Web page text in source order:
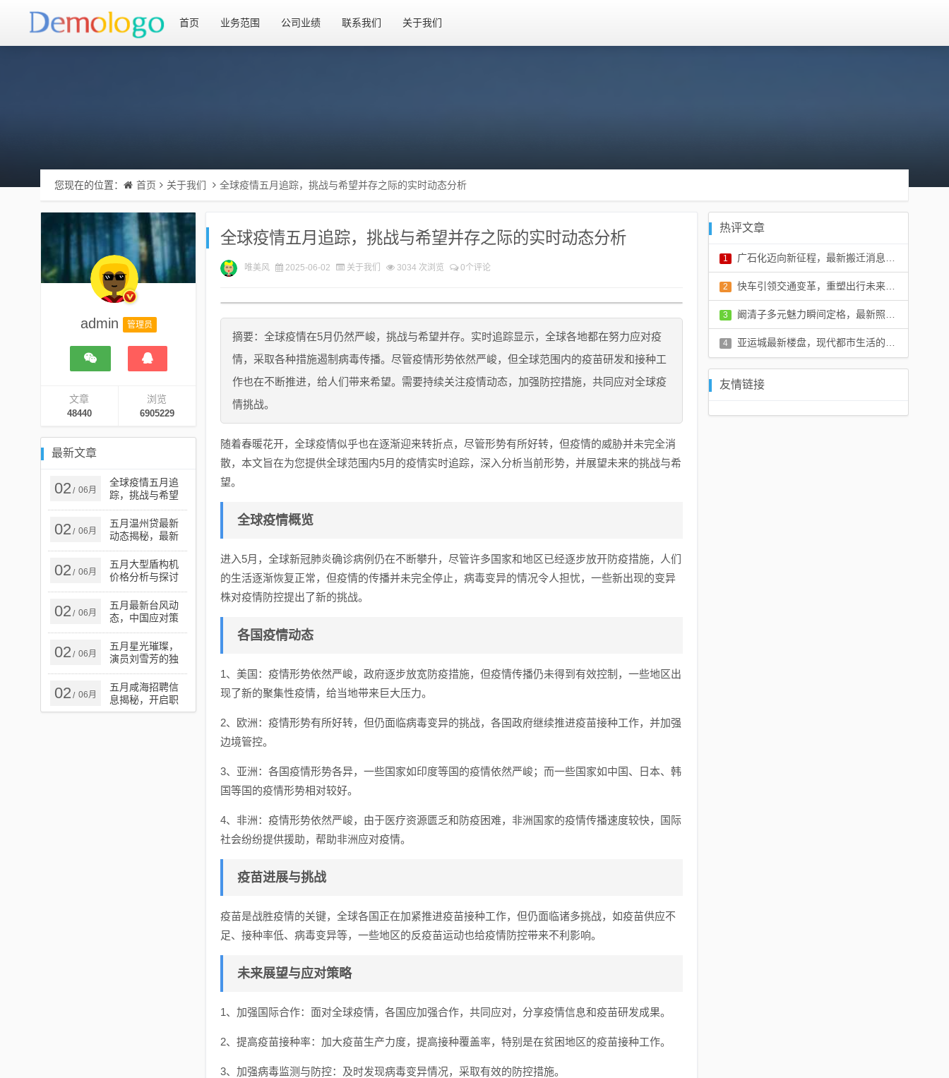
首页 业务范围 公司业绩 联系我们 关于我们
您现在的位置： 首页 关于我们 全球疫情五月追踪，挑战与希望并存之际的实时动态分析
admin 管理员
文章
48440
浏览
6905229
最新文章
02 / 06月
全球疫情五月追
踪，挑战与希望
并存之际的实时
动态分析
02 / 06月
五月温州贷最新
动态揭秘，最新
消息一览无余
02 / 06月
五月大型盾构机
价格分析与探讨
02 / 06月
五月最新台风动
态，中国应对策
略与行动更新报
告
02 / 06月
五月星光璀璨，
演员刘雪芳的独
特魅力风采
02 / 06月
五月咸海招聘信
息揭秘，开启职
业新征程
全球疫情五月追踪，挑战与希望并存之际的实时动态分析
唯美风 2025-06-02 关于我们 3034 次浏览 0个评论
摘要：全球疫情在5月仍然严峻，挑战与希望并存。实时追踪显示，全球各地都在努力应对疫
情，采取各种措施遏制病毒传播。尽管疫情形势依然严峻，但全球范围内的疫苗研发和接种工
作也在不断推进，给人们带来希望。需要持续关注疫情动态，加强防控措施，共同应对全球疫
情挑战。
随着春暖花开，全球疫情似乎也在逐渐迎来转折点，尽管形势有所好转，但疫情的威胁并未完全消
散，本文旨在为您提供全球范围内5月的疫情实时追踪，深入分析当前形势，并展望未来的挑战与希
望。
全球疫情概览
进入5月，全球新冠肺炎确诊病例仍在不断攀升，尽管许多国家和地区已经逐步放开防疫措施，人们
的生活逐渐恢复正常，但疫情的传播并未完全停止，病毒变异的情况令人担忧，一些新出现的变异
株对疫情防控提出了新的挑战。
各国疫情动态
1、美国：疫情形势依然严峻，政府逐步放宽防疫措施，但疫情传播仍未得到有效控制，一些地区出
现了新的聚集性疫情，给当地带来巨大压力。
2、欧洲：疫情形势有所好转，但仍面临病毒变异的挑战，各国政府继续推进疫苗接种工作，并加强
边境管控。
3、亚洲：各国疫情形势各异，一些国家如印度等国的疫情依然严峻；而一些国家如中国、日本、韩
国等国的疫情形势相对较好。
4、非洲：疫情形势依然严峻，由于医疗资源匮乏和防疫困难，非洲国家的疫情传播速度较快，国际
社会纷纷提供援助，帮助非洲应对疫情。
疫苗进展与挑战
疫苗是战胜疫情的关键，全球各国正在加紧推进疫苗接种工作，但仍面临诸多挑战，如疫苗供应不
足、接种率低、病毒变异等，一些地区的反疫苗运动也给疫情防控带来不利影响。
未来展望与应对策略
1、加强国际合作：面对全球疫情，各国应加强合作，共同应对，分享疫情信息和疫苗研发成果。
2、提高疫苗接种率：加大疫苗生产力度，提高接种覆盖率，特别是在贫困地区的疫苗接种工作。
3、加强病毒监测与防控：及时发现病毒变异情况，采取有效的防控措施。
热评文章
1 广石化迈向新征程，最新搬迁消息开启新篇章
评论：0 条
2 快车引领交通变革，重塑出行未来，最新消息揭秘
评论：0 条
3 阚清子多元魅力瞬间定格，最新照片展现不同风采
评论：0 条
4 亚运城最新楼盘，现代都市生活的理想居住之地
友情链接